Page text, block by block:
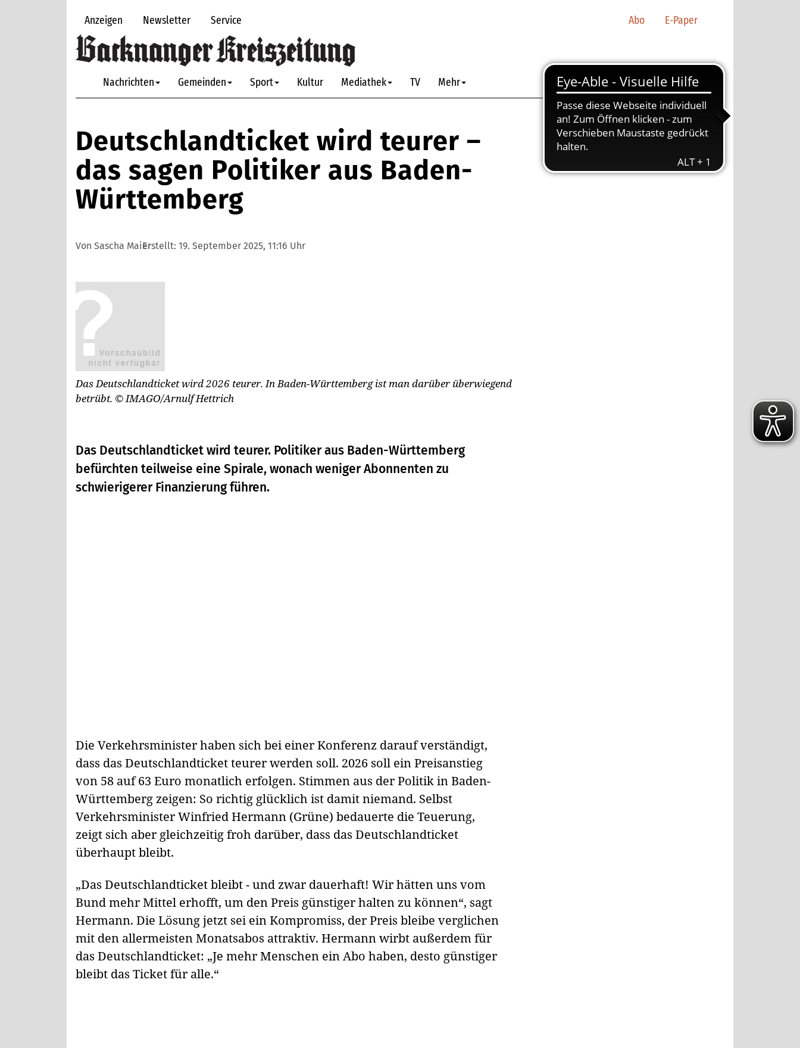
Anzeigen Newsletter Service Abo E-Paper
Nachrichten Gemeinden Sport Kultur Mediathek TV Mehr
Deutschlandticket wird teurer –
das sagen Politiker aus Baden-
Württemberg
Von Sascha MaierErstellt: 19. September 2025, 11:16 Uhr
Das Deutschlandticket wird 2026 teurer. In Baden-Württemberg ist man darüber überwiegend
betrübt. © IMAGO/Arnulf Hettrich
Das Deutschlandticket wird teurer. Politiker aus Baden-Württemberg
befürchten teilweise eine Spirale, wonach weniger Abonnenten zu
schwierigerer Finanzierung führen.
Die Verkehrsminister haben sich bei einer Konferenz darauf verständigt,
dass das Deutschlandticket teurer werden soll. 2026 soll ein Preisanstieg
von 58 auf 63 Euro monatlich erfolgen. Stimmen aus der Politik in Baden-
Württemberg zeigen: So richtig glücklich ist damit niemand. Selbst
Verkehrsminister Winfried Hermann (Grüne) bedauerte die Teuerung,
zeigt sich aber gleichzeitig froh darüber, dass das Deutschlandticket
überhaupt bleibt.
„Das Deutschlandticket bleibt - und zwar dauerhaft! Wir hätten uns vom
Bund mehr Mittel erhofft, um den Preis günstiger halten zu können“, sagt
Hermann. Die Lösung jetzt sei ein Kompromiss, der Preis bleibe verglichen
mit den allermeisten Monatsabos attraktiv. Hermann wirbt außerdem für
das Deutschlandticket: „Je mehr Menschen ein Abo haben, desto günstiger
bleibt das Ticket für alle.“